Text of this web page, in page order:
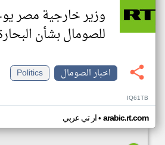
وزير خارجية مصر
للصومال بشأن
اخبار الصومال
Politics
IQ61TB
ار تي عربي• arabic.rt.com